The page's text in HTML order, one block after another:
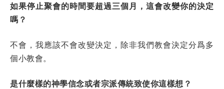
如果停止聚會的時間要超過三個月，這會改變你的決定
嗎？
不會，我應該不會改變決定，除非我們教會決定分爲多
個小教會。
是什麼樣的神學信念或者宗派傳統致使你這樣想？